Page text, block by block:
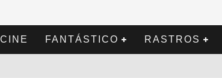
FANTÁSTICO RASTROS